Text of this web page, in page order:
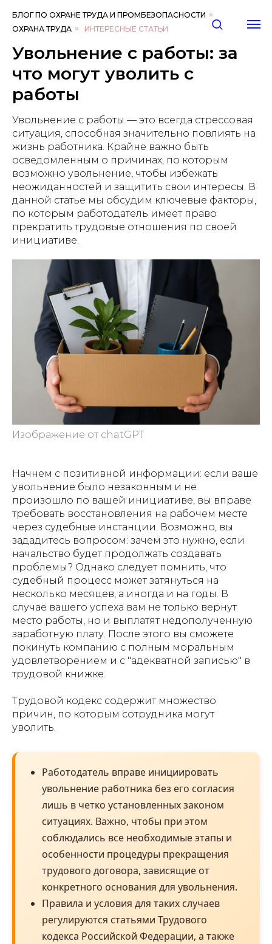
БЛОГ ПО ОХРАНЕ ТРУДА И ПРОМБЕЗОПАСНОСТИ »
ОХРАНА ТРУДА » ИНТЕРЕСНЫЕ СТАТЬИ
Увольнение с работы: за
что могут уволить с
работы
Увольнение с работы — это всегда стрессовая
ситуация, способная значительно повлиять на
жизнь работника. Крайне важно быть
осведомленным о причинах, по которым
возможно увольнение, чтобы избежать
неожиданностей и защитить свои интересы. В
данной статье мы обсудим ключевые факторы,
по которым работодатель имеет право
прекратить трудовые отношения по своей
инициативе.
Изображение от chatGPT
Начнем с позитивной информации: если ваше
увольнение было незаконным и не
произошло по вашей инициативе, вы вправе
требовать восстановления на рабочем месте
через судебные инстанции. Возможно, вы
зададитесь вопросом: зачем это нужно, если
начальство будет продолжать создавать
проблемы? Однако следует помнить, что
судебный процесс может затянуться на
несколько месяцев, а иногда и на годы. В
случае вашего успеха вам не только вернут
место работы, но и выплатят недополученную
заработную плату. После этого вы сможете
покинуть компанию с полным моральным
удовлетворением и с "адекватной записью" в
трудовой книжке.
Трудовой кодекс содержит множество
причин, по которым сотрудника могут
уволить.
Работодатель вправе инициировать
увольнение работника без его согласия
лишь в четко установленных законом
ситуациях. Важно, чтобы при этом
соблюдались все необходимые этапы и
особенности процедуры прекращения
трудового договора, зависящие от
конкретного основания для увольнения.
Правила и условия для таких случаев
регулируются статьями Трудового
кодекса Российской Федерации, а также